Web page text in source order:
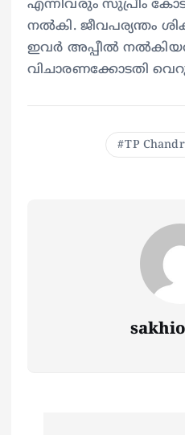
എന്നിവരും സുപ്രീം
നൽകി. ജീവപര്യന്തം
ഇവര്‍ അപ്പീൽ
വിചാരണക്കോടതി
TP